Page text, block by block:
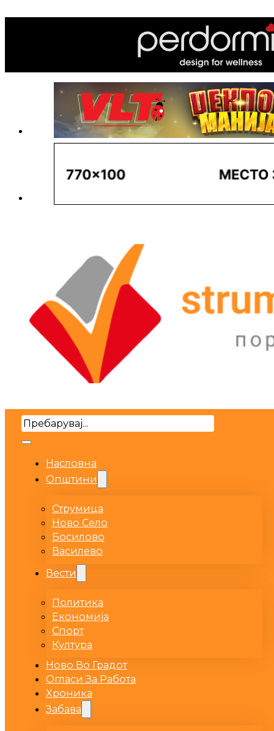
Search
Насловна
Општини
Струмица
Ново Село
Босилово
Василево
Вести
Политика
Економија
Спорт
Култура
Ново Во Градот
Огласи За Работа
Хроника
Забава